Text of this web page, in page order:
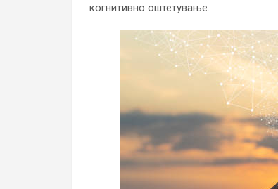
когнитивно оштетување.